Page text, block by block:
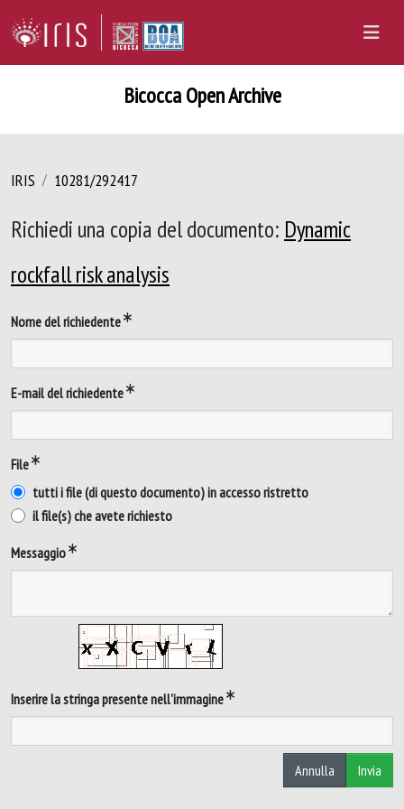
Bicocca Open Archive
IRIS 10281/292417
Richiedi una copia del documento: Dynamic
rockfall risk analysis
Nome del richiedente
E-mail del richiedente
File
tutti i file (di questo documento) in accesso ristretto
il file(s) che avete richiesto
Messaggio
Inserire la stringa presente nell'immagine
Annulla Invia